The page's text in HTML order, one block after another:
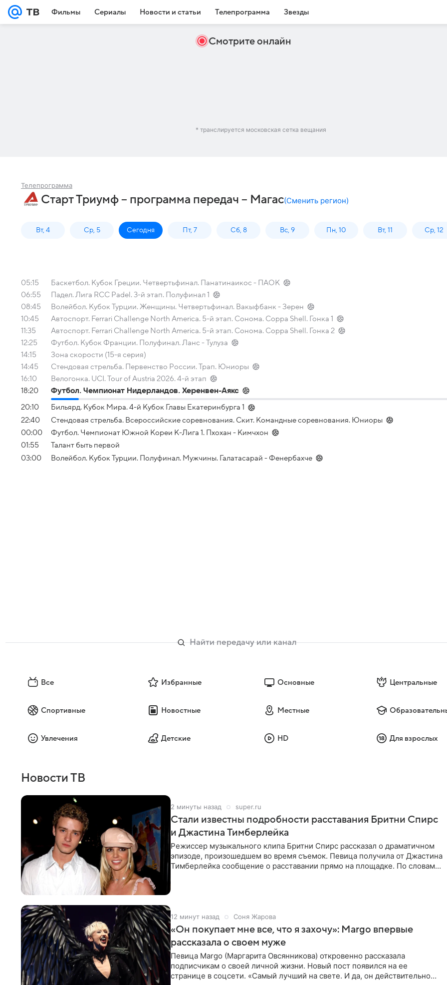
Фильмы Сериалы Новости и статьи Телепрограмма Звезды
Смотрите онлайн
* транслируется московская сетка вещания
Телепрограмма
Старт Триумф – программа передач – Магас(Сменить регион)
Вт, 4 Ср, 5 Сегодня Пт, 7 Сб, 8 Вс, 9 Пн, 10 Вт, 11 Ср, 12
05:15
Баскетбол. Кубок Греции. Четвертьфинал. Панатинаикос - ПАОК
06:55
Падел. Лига RCC Padel. 3-й этап. Полуфинал 1
08:45
Волейбол. Кубок Турции. Женщины. Четвертьфинал. Вакыфбанк - Зерен
10:45
Автоспорт. Ferrari Challenge North America. 5-й этап. Сонома. Coppa Shell. Гонка 1
11:35
Автоспорт. Ferrari Challenge North America. 5-й этап. Сонома. Coppa Shell. Гонка 2
12:25
Футбол. Кубок Франции. Полуфинал. Ланс - Тулуза
14:15
Зона скорости (15-я серия)
14:45
Стендовая стрельба. Первенство России. Трап. Юниоры
16:10
Велогонка. UCI. Tour of Austria 2026. 4-й этап
18:20
Футбол. Чемпионат Нидерландов. Херенвен-Аякс
20:10
Бильярд. Кубок Мира. 4-й Кубок Главы Екатеринбурга 1
22:40
Стендовая стрельба. Всероссийские соревнования. Скит. Командные соревнования. Юниоры
00:00
Футбол. Чемпионат Южной Кореи К-Лига 1. Пхохан - Кимчхон
01:55
Талант быть первой
03:00
Волейбол. Кубок Турции. Полуфинал. Мужчины. Галатасарай - Фенербахче
Все Избранные Основные Центральные
Спортивные Новостные Местные
Увлечения Детские HD Для взрослых
Новости ТВ
2 минуты назад super.ru
Стали известны подробности расставания Бритни Спирс
и Джастина Тимберлейка
Режиссер музыкального клипа Бритни Спирс рассказал о драматичном
эпизоде, произошедшем во время съемок. Певица получила от Джастина
Тимберлейка сообщение о расставании прямо на площадке. По словам
12 минут назад Соня Жарова
«Он покупает мне все, что я захочу»: Margo впервые
рассказала о своем муже
Певица Margo (Маргарита Овсянникова) откровенно рассказала
подписчикам о своей личной жизни. Новый пост появился на ее
странице в соцсети. «Самый лучший на свете. И да, он действительно